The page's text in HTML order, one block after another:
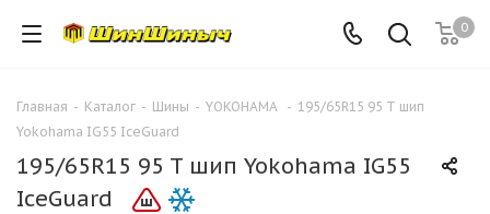
0
Главная - Каталог - Шины - YOKOHAMA - 195/65R15 95 T шип
Yokohama IG55 IceGuard
195/65R15 95 T шип Yokohama IG55
IceGuard